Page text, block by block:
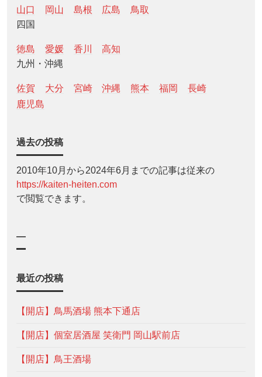
山口 岡山 島根 広島
鳥取
四国
徳島 愛媛 香川
高知
九州・沖縄
佐賀 大分 宮崎 沖縄 熊本 福岡
長崎
鹿児島
過去の投稿
2010年10月から2024年6月までの記事は従来の
https://kaiten-heiten.com
で閲覧できます。
—
最近の投稿
【開店】鳥馬酒場 熊本下通店
【開店】個室居酒屋 笑衛門 岡山駅前店
【開店】鳥王酒場